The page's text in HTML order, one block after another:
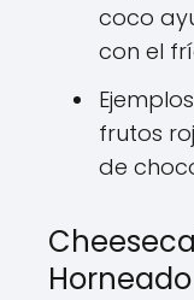
coco
con el
frutos
de
Horneado